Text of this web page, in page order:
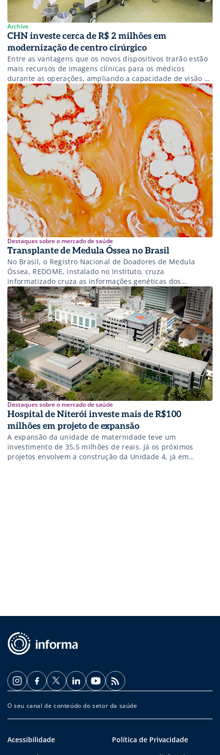
Archive
CHN investe cerca de R$ 2 milhões em
modernização de centro cirúrgico
Entre as vantagens que os novos dispositivos trarão estão
mais recursos de imagens clínicas para os médicos
durante as operações, ampliando a capacidade de visão e,
por consequência, a precisão das incisões
Destaques sobre o mercado de saúde
Transplante de Medula Óssea no Brasil
No Brasil, o Registro Nacional de Doadores de Medula
Óssea, REDOME, instalado no Instituto, cruza
informatizado cruza as informações genéticas dos
doadores voluntários cadastrados com as dos pacientes
que precisam do transplante. Quando é verificada
compatibilidade, a pessoa é convocada para efetivar a
doação.
Destaques sobre o mercado de saúde
Hospital de Niterói investe mais de R$100
milhões em projeto de expansão
A expansão da unidade de maternidade teve um
investimento de 35,5 milhões de reais. Já os próximos
projetos envolvem a construção da Unidade 4, já em
O seu canal de conteúdo do setor da saúde
Acessibilidade
Política de Privacidade